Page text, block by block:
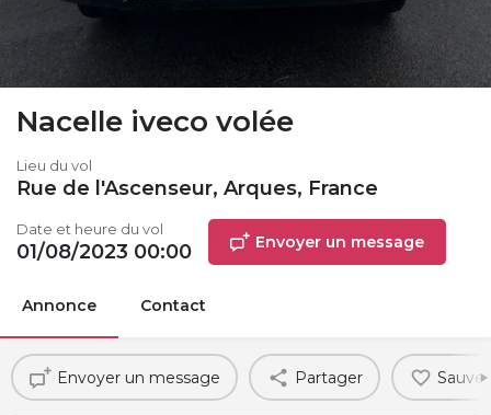
Nacelle iveco volée
Lieu du vol
Rue de l'Ascenseur, Arques, France
Date et heure du vol
01/08/2023 00:00 Envoyer un message
Annonce Contact
Envoyer un message Partager